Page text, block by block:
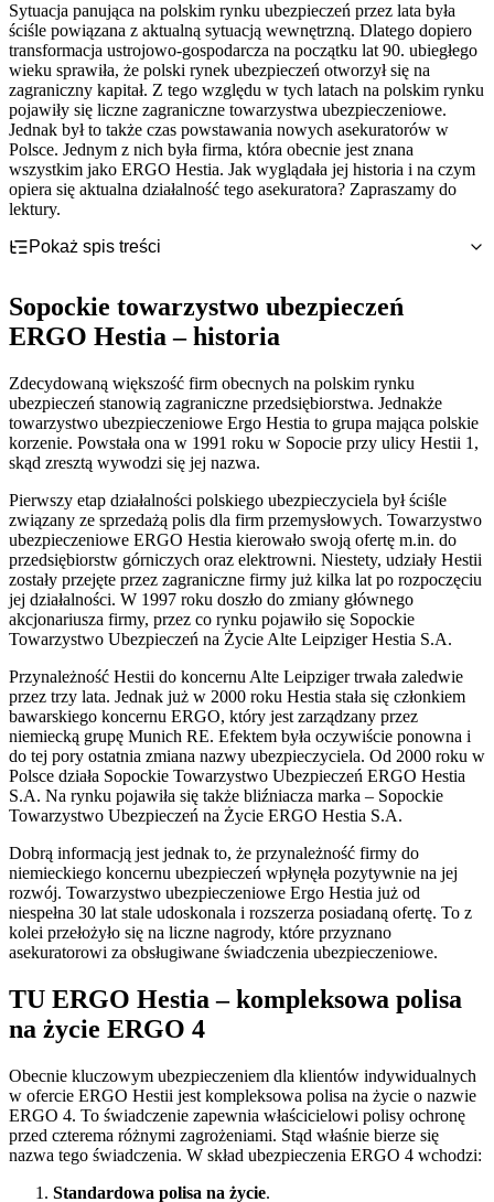
Sytuacja panująca na polskim rynku ubezpieczeń przez lata była
ściśle powiązana z aktualną sytuacją wewnętrzną. Dlatego dopiero
transformacja ustrojowo-gospodarcza na początku lat 90. ubiegłego
wieku sprawiła, że polski rynek ubezpieczeń otworzył się na
zagraniczny kapitał. Z tego względu w tych latach na polskim rynku
pojawiły się liczne zagraniczne towarzystwa ubezpieczeniowe.
Jednak był to także czas powstawania nowych asekuratorów w
Polsce. Jednym z nich była firma, która obecnie jest znana
wszystkim jako ERGO Hestia. Jak wyglądała jej historia i na czym
opiera się aktualna działalność tego asekuratora? Zapraszamy do
lektury.
Pokaż spis treści
Towarzystwo ubezpieczeniowe Ergo Hestia - Ubezpieczenie na życie
Towarzystwo ubezpieczeniowe Ergo Hestia - Ochrona przed trwałym
uszczerbkiem na zdrowiu
chorobą
Towarzystwo ubezpieczeniowe Ergo Hestia - Polisa dla dziecka
ERGO Hestia – oferta dla klientów indywidualnych
Sopockie Towarzystwo Ubezpieczeń ERGO Hestia – oferta dla
firm
Zgłoszenie i likwidacja szkody ERGO Hestia – jakie są
procedury?
Wypowiedzenie OC ERGO Hestia
Sopockie towarzystwo ubezpieczeń
ERGO Hestia – historia
Zdecydowaną większość firm obecnych na polskim rynku
ubezpieczeń stanowią zagraniczne przedsiębiorstwa. Jednakże
towarzystwo ubezpieczeniowe Ergo Hestia to grupa mająca polskie
korzenie. Powstała ona w 1991 roku w Sopocie przy ulicy Hestii 1,
skąd zresztą wywodzi się jej nazwa.
Pierwszy etap działalności polskiego ubezpieczyciela był ściśle
związany ze sprzedażą polis dla firm przemysłowych. Towarzystwo
ubezpieczeniowe ERGO Hestia kierowało swoją ofertę m.in. do
przedsiębiorstw górniczych oraz elektrowni. Niestety, udziały Hestii
zostały przejęte przez zagraniczne firmy już kilka lat po rozpoczęciu
jej działalności. W 1997 roku doszło do zmiany głównego
akcjonariusza firmy, przez co rynku pojawiło się Sopockie
Towarzystwo Ubezpieczeń na Życie Alte Leipziger Hestia S.A.
Przynależność Hestii do koncernu Alte Leipziger trwała zaledwie
przez trzy lata. Jednak już w 2000 roku Hestia stała się członkiem
bawarskiego koncernu ERGO, który jest zarządzany przez
niemiecką grupę Munich RE. Efektem była oczywiście ponowna i
do tej pory ostatnia zmiana nazwy ubezpieczyciela. Od 2000 roku w
Polsce działa Sopockie Towarzystwo Ubezpieczeń ERGO Hestia
S.A. Na rynku pojawiła się także bliźniacza marka – Sopockie
Towarzystwo Ubezpieczeń na Życie ERGO Hestia S.A.
Dobrą informacją jest jednak to, że przynależność firmy do
niemieckiego koncernu ubezpieczeń wpłynęła pozytywnie na jej
rozwój. Towarzystwo ubezpieczeniowe Ergo Hestia już od
niespełna 30 lat stale udoskonala i rozszerza posiadaną ofertę. To z
kolei przełożyło się na liczne nagrody, które przyznano
asekuratorowi za obsługiwane świadczenia ubezpieczeniowe.
TU ERGO Hestia – kompleksowa polisa
na życie ERGO 4
Obecnie kluczowym ubezpieczeniem dla klientów indywidualnych
w ofercie ERGO Hestii jest kompleksowa polisa na życie o nazwie
ERGO 4. To świadczenie zapewnia właścicielowi polisy ochronę
przed czterema różnymi zagrożeniami. Stąd właśnie bierze się
nazwa tego świadczenia. W skład ubezpieczenia ERGO 4 wchodzi:
Standardowa polisa na życie.